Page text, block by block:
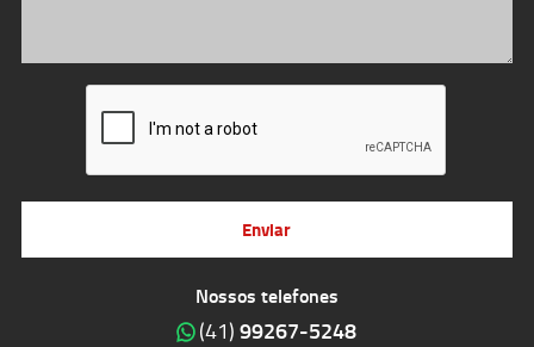
Nossos telefones
(41) 99267-5248
Enviar